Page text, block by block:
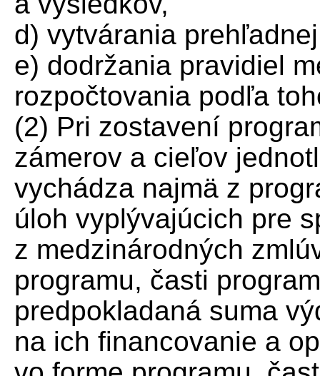
d) vytvárania
e) dodržania pravidiel
rozpočtovania podľa
(2) Pri zostavení
zámerov a cieľov
vychádza najmä z
úloh vyplývajúcich pre
z medzinárodných
programu, časti
predpokladaná suma
na ich financovanie a